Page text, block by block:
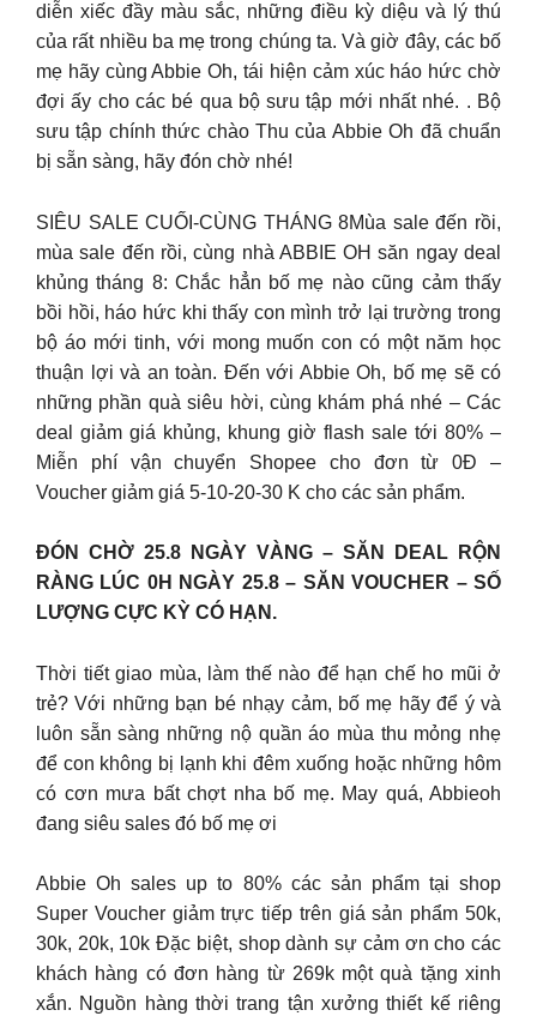
diễn xiếc đầy màu sắc, những điều kỳ diệu và lý thú
của rất nhiều ba mẹ trong chúng ta. Và giờ đây, các bố
mẹ hãy cùng Abbie Oh, tái hiện cảm xúc háo hức chờ
đợi ấy cho các bé qua bộ sưu tập mới nhất nhé. . Bộ
sưu tập chính thức chào Thu của Abbie Oh đã chuẩn
bị sẵn sàng, hãy đón chờ nhé!
SIÊU SALE CUỐI-CÙNG THÁNG 8Mùa sale đến rồi,
mùa sale đến rồi, cùng nhà ABBIE OH săn ngay deal
khủng tháng 8: Chắc hẳn bố mẹ nào cũng cảm thấy
bồi hồi, háo hức khi thấy con mình trở lại trường trong
bộ áo mới tinh, với mong muốn con có một năm học
thuận lợi và an toàn. Đến với Abbie Oh, bố mẹ sẽ có
những phần quà siêu hời, cùng khám phá nhé – Các
deal giảm giá khủng, khung giờ flash sale tới 80% –
Miễn phí vận chuyển Shopee cho đơn từ 0Đ –
Voucher giảm giá 5-10-20-30 K cho các sản phẩm.
ĐÓN CHỜ 25.8 NGÀY VÀNG – SĂN DEAL RỘN
RÀNG LÚC 0H NGÀY 25.8 – SĂN VOUCHER – SỐ
LƯỢNG CỰC KỲ CÓ HẠN.
Thời tiết giao mùa, làm thế nào để hạn chế ho mũi ở
trẻ? Với những bạn bé nhạy cảm, bố mẹ hãy để ý và
luôn sẵn sàng những nộ quần áo mùa thu mỏng nhẹ
để con không bị lạnh khi đêm xuống hoặc những hôm
có cơn mưa bất chợt nha bố mẹ. May quá, Abbieoh
đang siêu sales đó bố mẹ ơi
Abbie Oh sales up to 80% các sản phẩm tại shop
Super Voucher giảm trực tiếp trên giá sản phẩm 50k,
30k, 20k, 10k Đặc biệt, shop dành sự cảm ơn cho các
khách hàng có đơn hàng từ 269k một quà tặng xinh
xắn. Nguồn hàng thời trang tận xưởng thiết kế riêng